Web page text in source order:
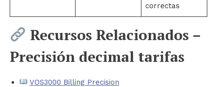
correctas
Recursos Relacionados –
Precisión decimal tarifas
VOS3000 Billing Precision